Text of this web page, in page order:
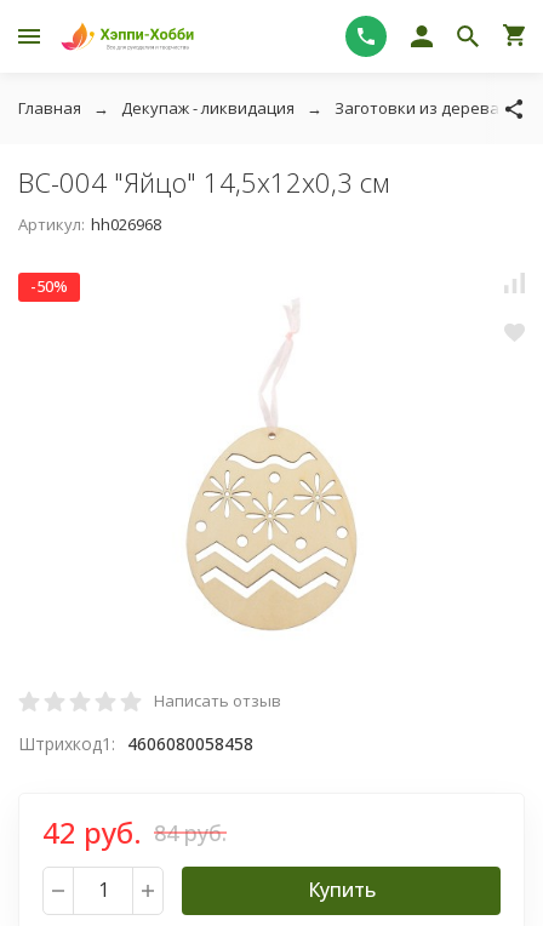
Главная Декупаж - ликвидация Заготовки из дерева -
BC-004 "Яйцо" 14,5х12х0,3 см
Артикул: hh026968
-50%
Написать отзыв
Штрихкод1: 4606080058458
42 руб. 84 руб.
Купить